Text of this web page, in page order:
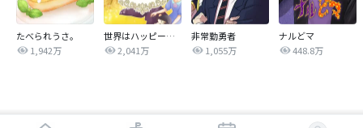
たべられうさ。
1,942万
世界はハッピーエンドでできている
2,041万
非常勤勇者
1,055万
ナルどマ
448.8万